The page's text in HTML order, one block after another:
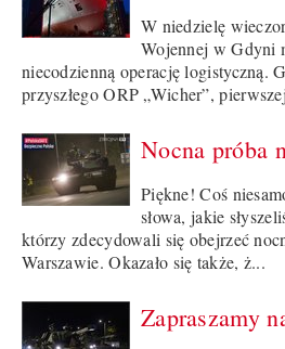
W niedzielę
Wojennej w Gdyni
niecodzienną operację logistyczną.
przyszłego ORP „Wicher”,
Nocna próba
Piękne! Coś
słowa, jakie
którzy zdecydowali się obejrzeć
Warszawie. Okazało się także, ż...
Zapraszamy